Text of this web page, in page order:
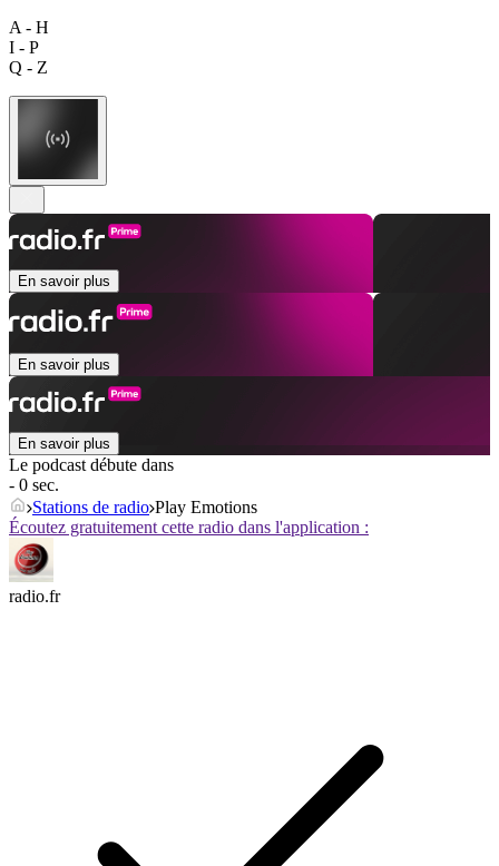
A - H
I - P
Q - Z
En savoir plus
En savoir plus
En savoir plus
Le podcast débute dans
- 0 sec.
Stations de radio Play Emotions
Écoutez gratuitement cette radio dans l'application :
radio.fr